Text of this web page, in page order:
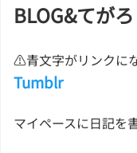
BLOG&てが
⚠青文字がリンクに
Tumblr
マイペースに日記を